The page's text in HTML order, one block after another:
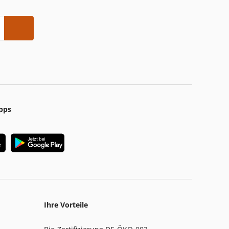
Ihre Vorteile